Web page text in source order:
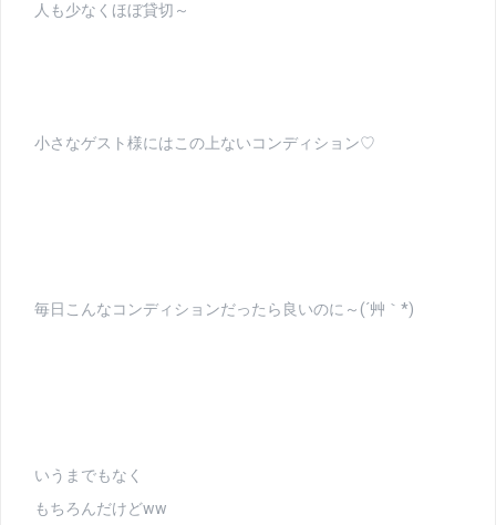
人も少なくほぼ貸切～
小さなゲスト様にはこの上ないコンディション♡
毎日こんなコンディションだったら良いのに～(´艸｀*)
いうまでもなく
もちろんだけどww